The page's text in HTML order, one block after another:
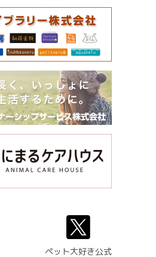
ペット大好き公式